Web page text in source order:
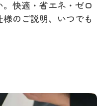
快適・省エネ・ゼロ
のご説明、いつでも